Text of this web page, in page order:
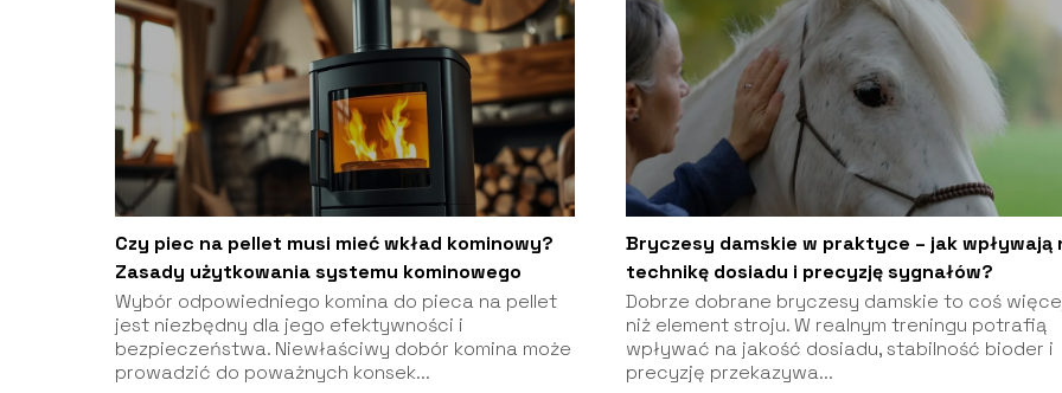
Czy piec na pellet musi mieć wkład kominowy?
Zasady użytkowania systemu kominowego
Wybór odpowiedniego komina do pieca na pellet
jest niezbędny dla jego efektywności i
bezpieczeństwa. Niewłaściwy dobór komina może
prowadzić do poważnych konsek...
Bryczesy damskie w praktyce – jak wpływają
technikę dosiadu i precyzję sygnałów?
Dobrze dobrane bryczesy damskie to coś
niż element stroju. W realnym treningu potrafią
wpływać na jakość dosiadu, stabilność bioder i
precyzję przekazywa...